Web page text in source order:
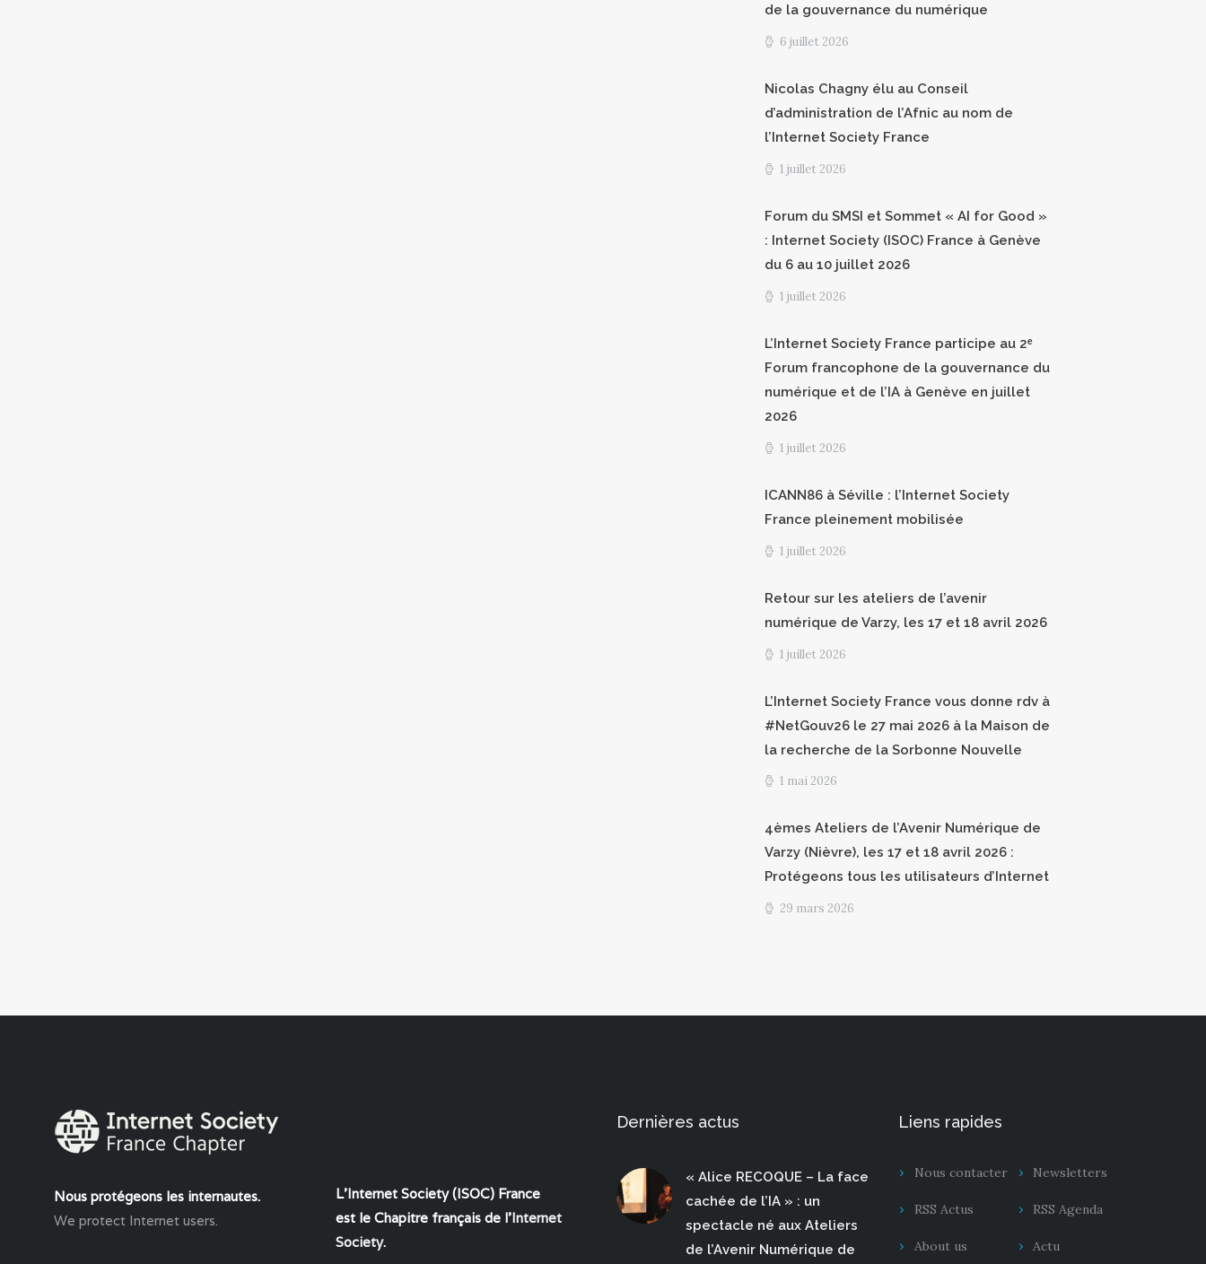
de la gouvernance du numérique
6 juillet 2026
Nicolas Chagny élu au Conseil
d’administration de l’Afnic au nom de
l’Internet Society France
1 juillet 2026
Forum du SMSI et Sommet « AI for Good »
: Internet Society (ISOC) France à Genève
du 6 au 10 juillet 2026
1 juillet 2026
L’Internet Society France participe au 2ᵉ
Forum francophone de la gouvernance du
numérique et de l’IA à Genève en juillet
2026
1 juillet 2026
ICANN86 à Séville : l’Internet Society
France pleinement mobilisée
1 juillet 2026
Retour sur les ateliers de l’avenir
numérique de Varzy, les 17 et 18 avril 2026
1 juillet 2026
L’Internet Society France vous donne rdv à
#NetGouv26 le 27 mai 2026 à la Maison de
la recherche de la Sorbonne Nouvelle
1 mai 2026
4èmes Ateliers de l’Avenir Numérique de
Varzy (Nièvre), les 17 et 18 avril 2026 :
Protégeons tous les utilisateurs d’Internet
29 mars 2026
Nous protégeons les internautes.
We protect Internet users.
L'Internet Society (ISOC) France
est le Chapitre français de l'Internet
Society.
Dernières actus
« Alice RECOQUE – La face
cachée de l’IA » : un
spectacle né aux Ateliers
de l’Avenir Numérique de
Liens rapides
Nous contacter Newsletters
RSS Actus RSS Agenda
About us Actu